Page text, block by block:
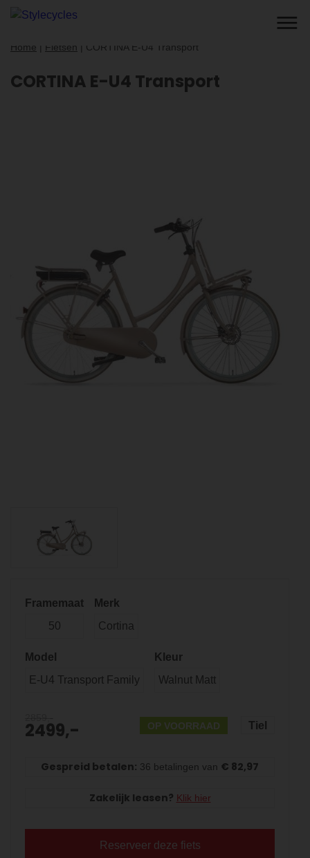
Home Fietsen CORTINA E-U4 Transport
CORTINA E-U4 Transport
Framemaat
50
Merk
Cortina
Model
E-U4 Transport Family
Kleur
Walnut Matt
2499,- OP VOORRAAD Tiel
Gespreid betalen: 36 betalingen van € 82,97
Zakelijk leasen? Klik hier
Reserveer deze fiets